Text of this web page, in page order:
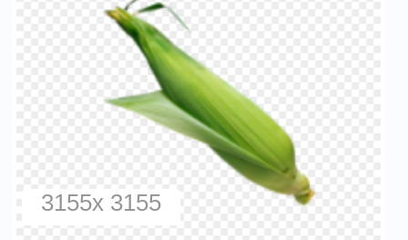
3155x 3155